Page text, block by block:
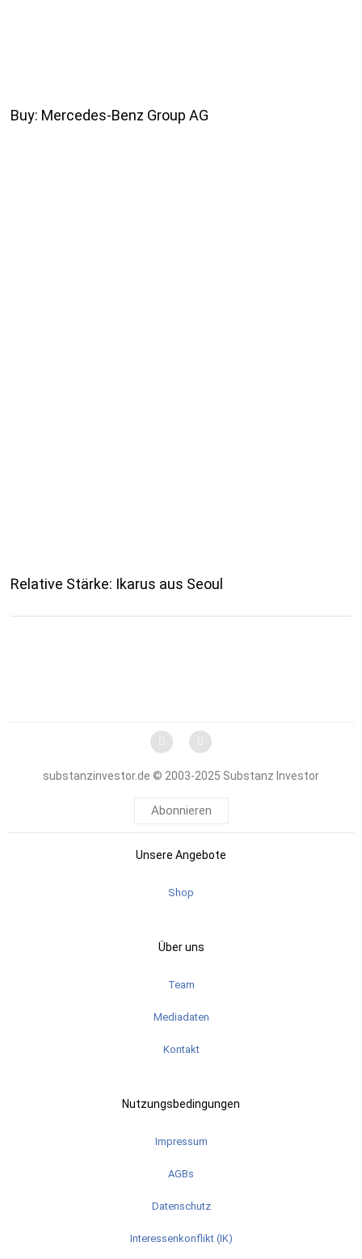
Buy: Mercedes-Benz Group AG
Relative Stärke: Ikarus aus Seoul
substanzinvestor.de © 2003-2025 Substanz Investor
Abonnieren
Unsere Angebote
Shop
Über uns
Team
Mediadaten
Kontakt
Nutzungsbedingungen
Impressum
AGBs
Datenschutz
Interessenkonflikt (IK)